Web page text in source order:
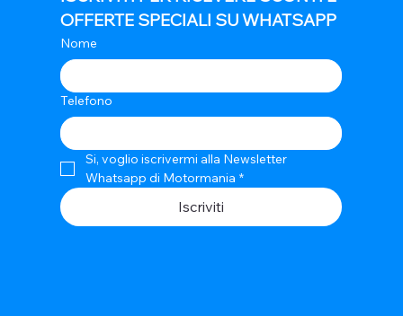
OFFERTE SPECIALI SU WHATSAPP
Nome
Telefono
Si, voglio iscrivermi alla Newsletter
Whatsapp di Motormania *
Iscriviti